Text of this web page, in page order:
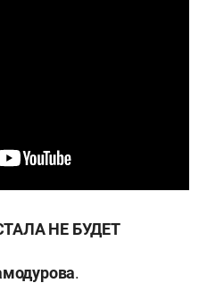
НЕ БУДЕТ
.